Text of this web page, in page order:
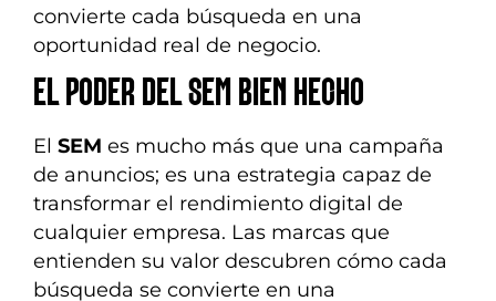
convierte cada búsqueda en una
oportunidad real de negocio.
EL PODER DEL SEM BIEN HECHO
El SEM es mucho más que una campaña
de anuncios; es una estrategia capaz de
transformar el rendimiento digital de
cualquier empresa. Las marcas que
entienden su valor descubren cómo cada
búsqueda se convierte en una